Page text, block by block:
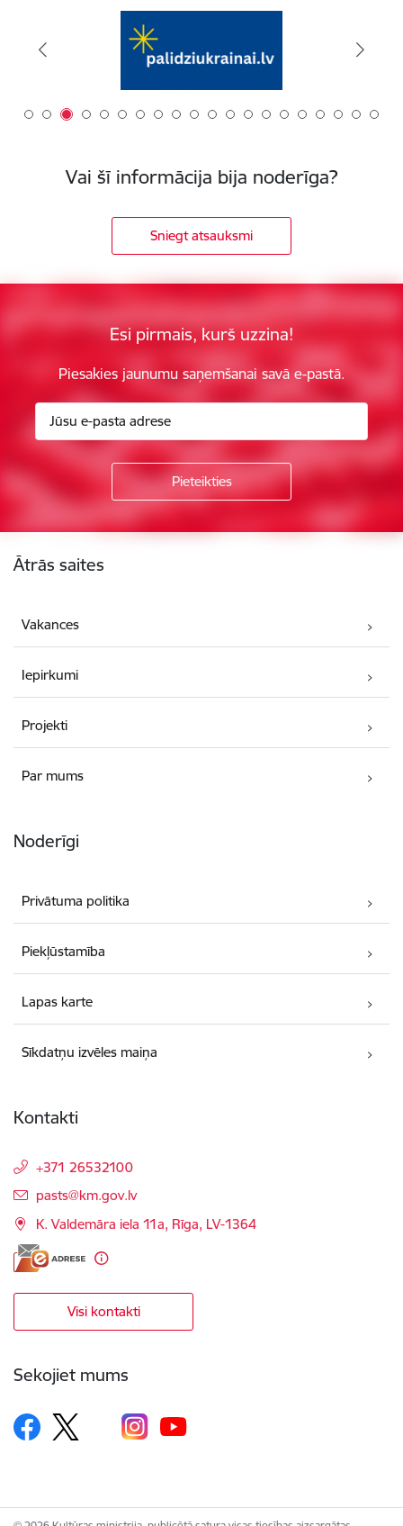
Vai šī informācija bija noderīga?
Sniegt atsauksmi
Esi pirmais, kurš uzzina!
Piesakies jaunumu saņemšanai savā e-pastā.
Ātrās saites
Vakances
Iepirkumi
Projekti
Par mums
Noderīgi
Privātuma politika
Piekļūstamība
Lapas karte
Sīkdatņu izvēles maiņa
Kontakti
+371 26532100
E-pasts:
pasts@km.gov.lv
K. Valdemāra iela 11a, Rīga, LV-1364
Visi kontakti
Sekojiet mums